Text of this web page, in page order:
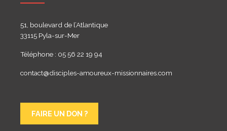
51, boulevard de l’Atlantique
33115 Pyla-sur-Mer
Téléphone : 05 56 22 19 94
contact@disciples-amoureux-missionnaires.com
FAIRE UN DON ?